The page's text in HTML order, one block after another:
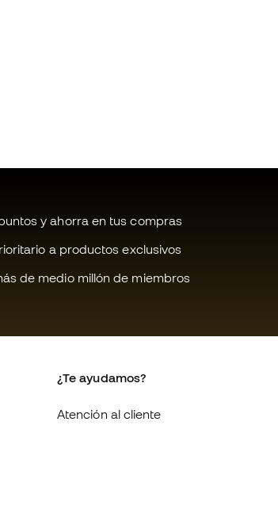
y ahorra en tus compras
a productos exclusivos
de medio millón de miembros
¿Te ayudamos?
Atención al cliente